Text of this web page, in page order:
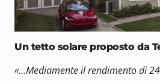
Un tetto solare proposto da
«…Mediamente il rendimento di